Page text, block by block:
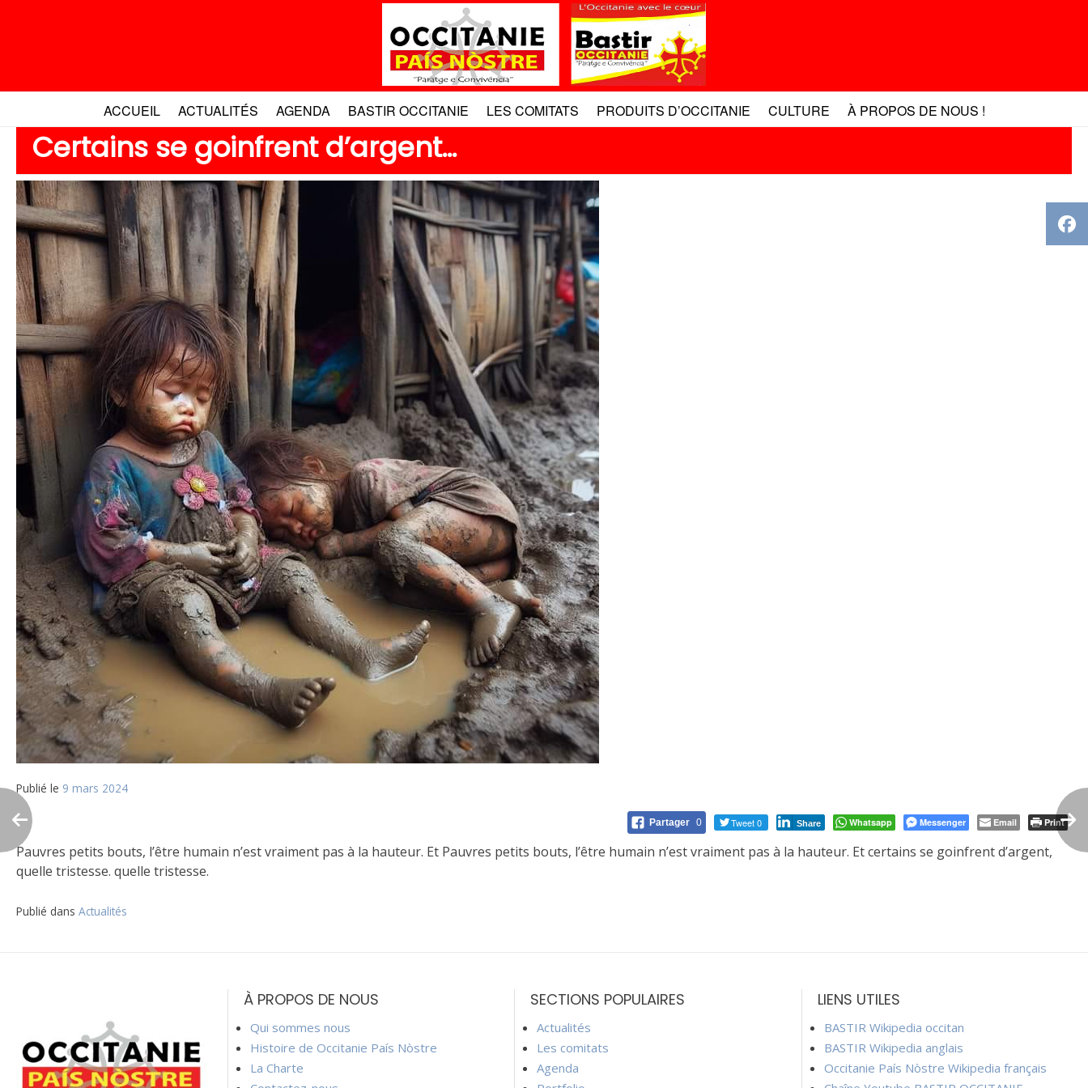
ACCUEIL ACTUALITÉS AGENDA BASTIR OCCITANIE LES COMITATS PRODUITS D’OCCITANIE CULTURE À PROPOS DE NOUS !
Certains se goinfrent d’argent…
Publié le 9 mars 2024
Partager 0 Tweet 0 Share Whatsapp Messenger Email Print
Pauvres petits bouts, l’être humain n’est vraiment pas à la hauteur. Et Pauvres petits bouts, l’être humain n’est vraiment pas à la hauteur. Et certains se goinfrent d’argent,
quelle tristesse. quelle tristesse.
Publié dans Actualités
l’article
À PROPOS DE NOUS
Qui sommes nous
Histoire de Occitanie País Nòstre
La Charte
SECTIONS POPULAIRES
Actualités
Les comitats
Agenda
LIENS UTILES
BASTIR Wikipedia occitan
BASTIR Wikipedia anglais
Occitanie País Nòstre Wikipedia français